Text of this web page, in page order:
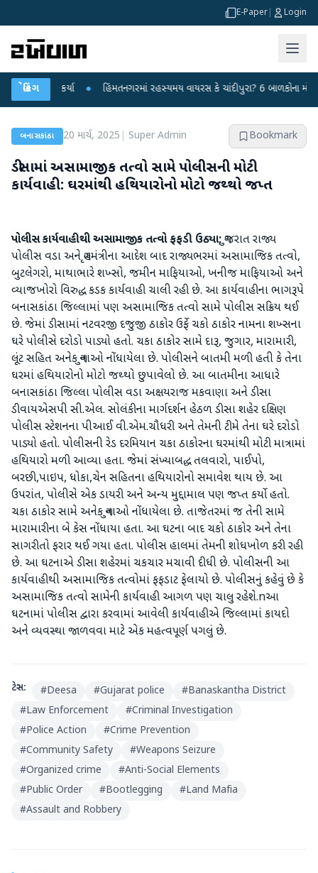
E-Paper Login
બ્રેકિંગ
કર્યા હિંમતનગરમાં રહસ્યમય વાયરસ કે ચાંદીપુરા? 6 બાળકોના મોતથી ફફડાટ
બનાસકાંઠા 20 માર્ચ, 2025 Super Admin Bookmark
ડીસામાં અસામાજીક તત્વો સામે પોલીસની મોટી
કાર્યવાહી: ઘરમાંથી હથિયારોનો મોટો જથ્થો જપ્ત
પોલીસ કાર્યવાહીથી અસામાજીક તત્વો ફફડી ઉઠ્યા;ગુજરાત રાજ્ય
પોલીસ વડા અને ગૃહમંત્રીના આદેશ બાદ રાજ્યભરમાં અસામાજિક તત્વો,
બુટલેગરો, માથાભારે શખ્સો, જમીન માફિયાઓ, ખનીજ માફિયાઓ અને
વ્યાજખોરો વિરુદ્ધ કડક કાર્યવાહી ચાલી રહી છે. આ કાર્યવાહીના ભાગરૂપે
બનાસકાંઠા જિલ્લામાં પણ અસામાજિક તત્વો સામે પોલીસ સક્રિય થઈ
છે. જેમાં ડીસામાં નટવરજી દજુજી ઠાકોર ઉર્ફે ચકો ઠાકોર નામના શખ્સના
ઘરે પોલીસે દરોડો પાડ્યો હતો. ચકા ઠાકોર સામે દારૂ, જુગાર, મારામારી,
લૂંટ સહિત અનેક ગુનાઓ નોંધાયેલા છે. પોલીસને બાતમી મળી હતી કે તેના
ઘરમાં હથિયારોનો મોટો જથ્થો છુપાવેલો છે. આ બાતમીના આધારે
બનાસકાંઠા જિલ્લા પોલીસ વડા અક્ષયરાજ મકવાણા અને ડીસા
ડીવાયએસપી સી.એલ. સોલંકીના માર્ગદર્શન હેઠળ ડીસા શહેર દક્ષિણ
પોલીસ સ્ટેશનના પીઆઈ વી.એમ.ચૌધરી અને તેમની ટીમે તેના ઘરે દરોડો
પાડ્યો હતો. પોલીસની રેડ દરમિયાન ચકા ઠાકોરના ઘરમાંથી મોટી માત્રામાં
હથિયારો મળી આવ્યા હતા. જેમાં સંખ્યાબદ્ધ તલવારો, પાઈપો,
બરછી,પાઇપ, ધોકા,ચેન સહિતના હથિયારોનો સમાવેશ થાય છે. આ
ઉપરાંત, પોલીસે એક ડાયરી અને અન્ય મુદ્દામાલ પણ જપ્ત કર્યો હતો.
ચકા ઠાકોર સામે અનેક ગુનાઓ નોંધાયેલા છે. તાજેતરમાં જ તેની સામે
મારામારીના બે કેસ નોંધાયા હતા. આ ઘટના બાદ ચકો ઠાકોર અને તેના
સાગરીતો ફરાર થઈ ગયા હતા. પોલીસ હાલમાં તેમની શોધખોળ કરી રહી
છે. આ ઘટનાએ ડીસા શહેરમાં ચકચાર મચાવી દીધી છે. પોલીસની આ
કાર્યવાહીથી અસામાજિક તત્વોમાં ફફડાટ ફેલાયો છે. પોલીસનું કહેવું છે કે
અસામાજિક તત્વો સામેની કાર્યવાહી આગળ પણ ચાલુ રહેશે.nઆ
ઘટનામાં પોલીસ દ્વારા કરવામાં આવેલી કાર્યવાહીએ જિલ્લામાં કાયદો
અને વ્યવસ્થા જાળવવા માટે એક મહત્વપૂર્ણ પગલું છે.
ટેગ્સ: #Deesa #Gujarat police #Banaskantha District
#Law Enforcement #Criminal Investigation
#Police Action #Crime Prevention
#Community Safety #Weapons Seizure
#Organized crime #Anti-Social Elements
#Public Order #Bootlegging #Land Mafia
#Assault and Robbery